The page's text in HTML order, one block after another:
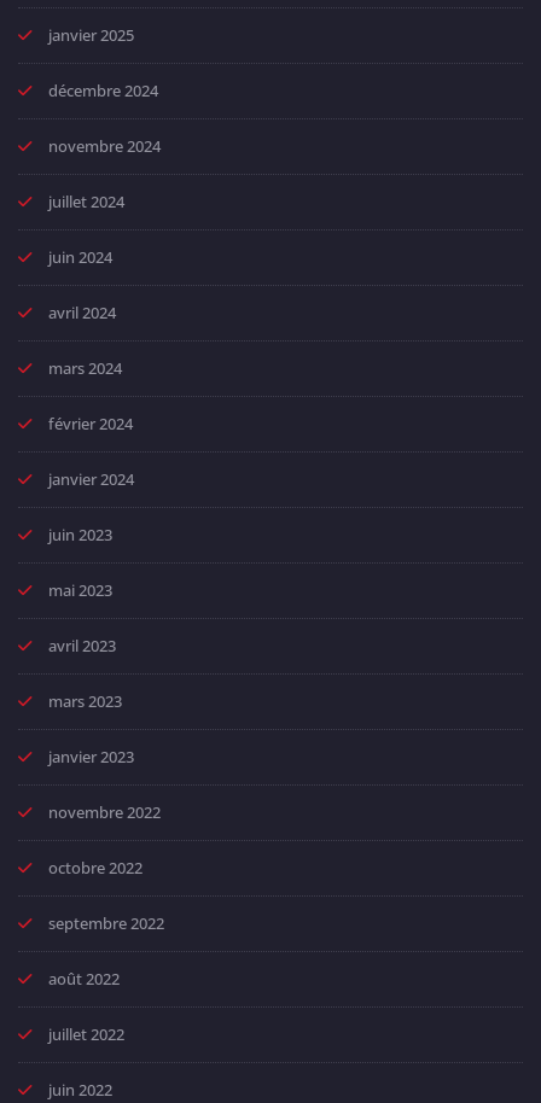
janvier 2025
décembre 2024
novembre 2024
juillet 2024
juin 2024
avril 2024
mars 2024
février 2024
janvier 2024
juin 2023
mai 2023
avril 2023
mars 2023
janvier 2023
novembre 2022
octobre 2022
septembre 2022
août 2022
juillet 2022
juin 2022